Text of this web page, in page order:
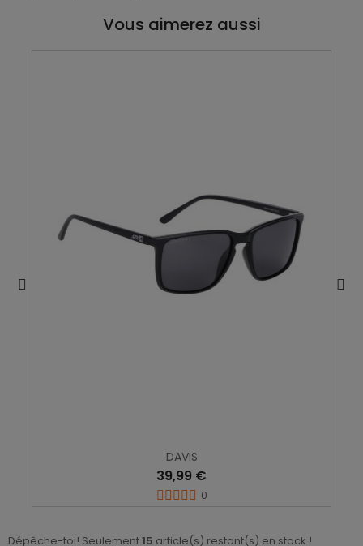
Vous aimerez aussi
DAVIS
39,99 €
0
Dépêche-toi! Seulement15 article(s) restant(s) en stock !